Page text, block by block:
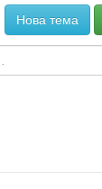
Нова тема